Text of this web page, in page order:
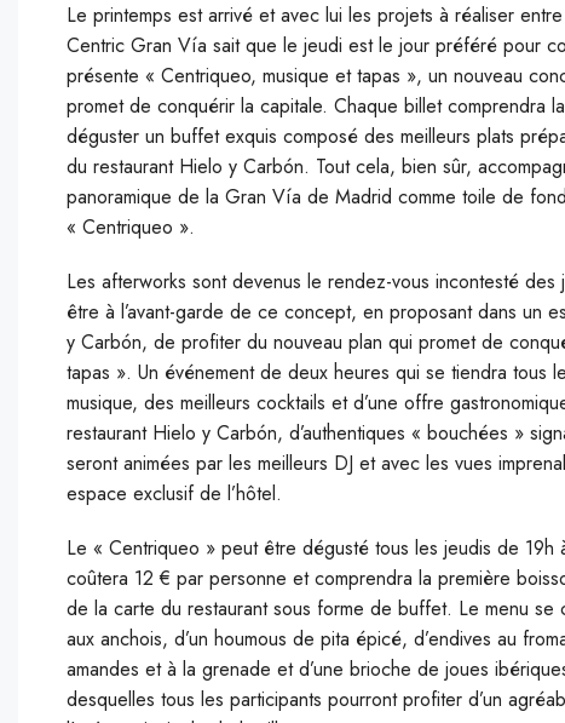
Le printemps est arrivé et avec lui les projets à réaliser
Centric Gran Vía sait que le jeudi est le jour préféré pour
présente « Centriqueo, musique et tapas », un nouveau
promet de conquérir la capitale. Chaque billet comprendra
déguster un buffet exquis composé des meilleurs plats
du restaurant Hielo y Carbón. Tout cela, bien sûr,
panoramique de la Gran Vía de Madrid comme toile de
« Centriqueo ».
Les afterworks sont devenus le rendez-vous incontesté
être à l’avant-garde de ce concept, en proposant dans un
y Carbón, de profiter du nouveau plan qui promet de
tapas ». Un événement de deux heures qui se tiendra
musique, des meilleurs cocktails et d’une offre
restaurant Hielo y Carbón, d’authentiques « bouchées »
seront animées par les meilleurs DJ et avec les vues
espace exclusif de l’hôtel.
Le « Centriqueo » peut être dégusté tous les jeudis de 19h
coûtera 12 € par personne et comprendra la première
de la carte du restaurant sous forme de buffet. Le menu se
aux anchois, d’un houmous de pita épicé, d’endives au
amandes et à la grenade et d’une brioche de joues
desquelles tous les participants pourront profiter d’un